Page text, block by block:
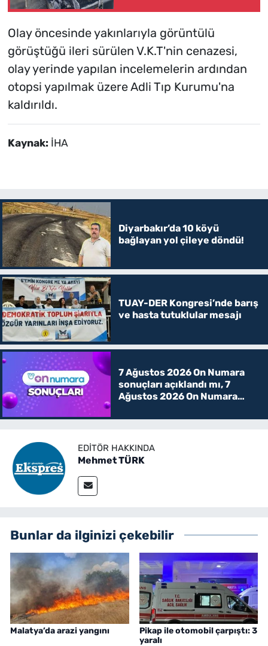
Olay öncesinde yakınlarıyla görüntülü
görüştüğü ileri sürülen V.K.T'nin cenazesi,
olay yerinde yapılan incelemelerin ardından
otopsi yapılmak üzere Adli Tıp Kurumu'na
kaldırıldı.
Kaynak: İHA
Diyarbakır’da 10 köyü
bağlayan yol çileye döndü!
TUAY-DER Kongresi’nde barış
ve hasta tutuklular mesajı
7 Ağustos 2026 On Numara
sonuçları açıklandı mı, 7
Ağustos 2026 On Numara
EDITÖR HAKKINDA
Mehmet TÜRK
Bunlar da ilginizi çekebilir
Malatya’da arazi yangını
Pikap ile otomobil çarpıştı: 3
yaralı